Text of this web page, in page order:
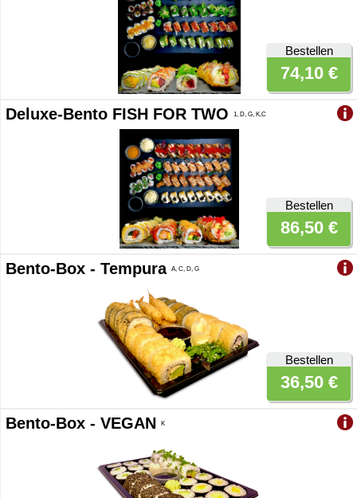
Bestellen
74,10 €
Deluxe-Bento FISH FOR TWO 1, D, G, K,C
Bestellen
86,50 €
Bento-Box - Tempura A, C, D, G
Bestellen
36,50 €
Bento-Box - VEGAN K